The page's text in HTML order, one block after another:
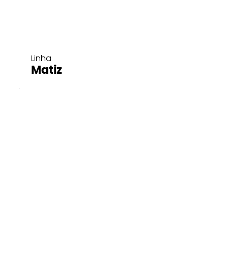
Linha
Matiz